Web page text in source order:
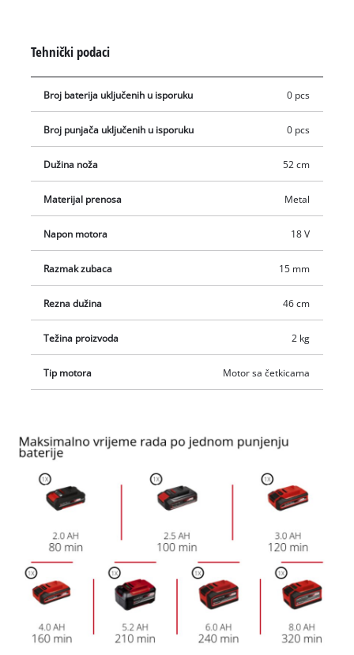
We need your consent to load the
Google Maps service!
This content is not permitted to load due
to trackers that are not disclosed to the
Tehnički podaci
Broj baterija uključenih u isporuku 0 pcs
Broj punjača uključenih u isporuku 0 pcs
Dužina noža 52 cm
Materijal prenosa Metal
Napon motora 18 V
Razmak zubaca 15 mm
Rezna dužina 46 cm
Težina proizvoda 2 kg
Tip motora Motor sa četkicama